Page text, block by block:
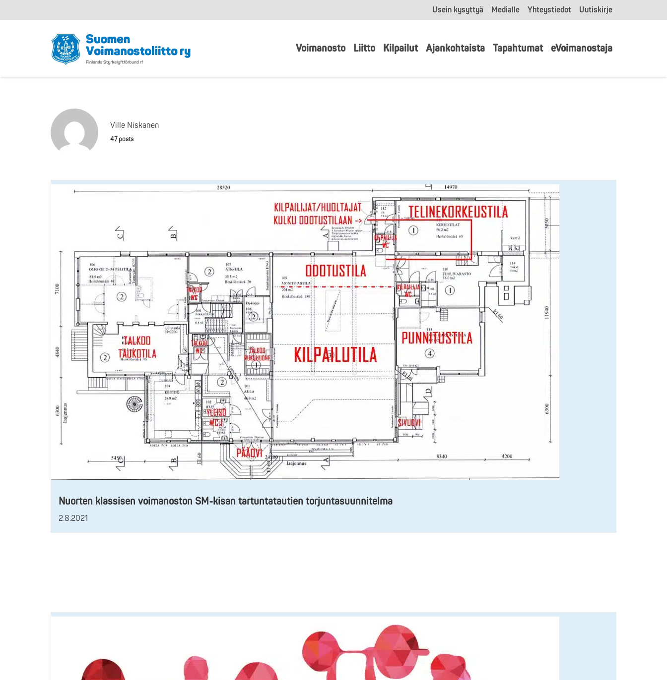
Usein kysyttyä Medialle Yhteystiedot Uutiskirje
Voimanosto Liitto Kilpailut Ajankohtaista Tapahtumat eVoimanostaja
Ville Niskanen
47 posts
Nuorten klassisen voimanoston SM-kisan tartuntatautien torjuntasuunnitelma
2.8.2021